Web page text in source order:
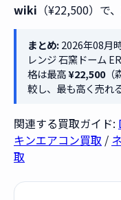
wiki （¥22,500）で
まとめ:2026年08月
レンジ 石窯ドーム
格は最高¥22,500（
較し、最も高く売れ
関連する買取ガイド:
キンエアコン買取 /
取